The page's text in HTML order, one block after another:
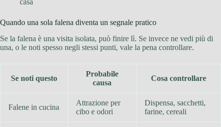
casa
Quando una sola falena diventa un segnale pratico
Se la falena è una visita isolata, può finire lì. Se invece ne vedi più di
una, o le noti spesso negli stessi punti, vale la pena controllare.
Se noti questo
Probabile
causa
Cosa controllare
Falene in cucina
Attrazione per
cibo e odori
Dispensa, sacchetti,
farine, cereali